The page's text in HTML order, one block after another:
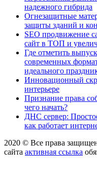
надежного гибрида
Огнезащитные
защиты зданий и
SEO продвижение
сайт в ТОП и
Где отметить
современных
идеального
Инновационный
интерьере
Признание права
чего начать?
ДНС сервер:
как работает
2020 © Все права
сайта активная ссылка